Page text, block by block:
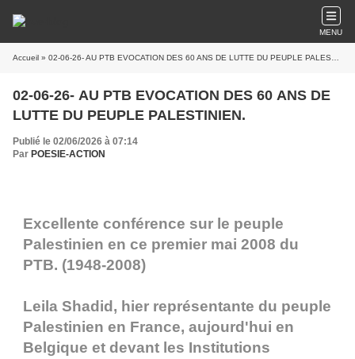
MENU
Accueil » 02-06-26- AU PTB EVOCATION DES 60 ANS DE LUTTE DU PEUPLE PALESTINIEN.
02-06-26- AU PTB EVOCATION DES 60 ANS DE
LUTTE DU PEUPLE PALESTINIEN.
Publié le 02/06/2026 à 07:14
Par POESIE-ACTION
Excellente conférence sur le peuple
Palestinien en ce premier mai 2008 du
PTB. (1948-2008)
Leila Shadid, hier représentante du peuple
Palestinien en France, aujourd'hui en
Belgique et devant les Institutions